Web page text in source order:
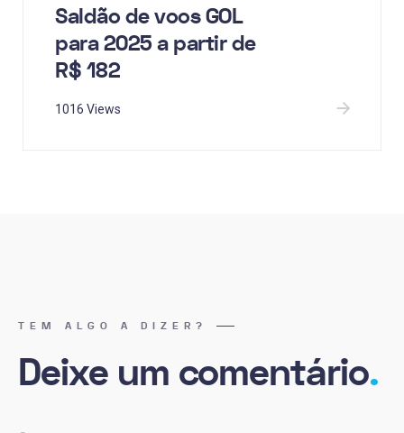
Saldão de voos GOL
para 2025 a partir de
R$ 182
1016 Views
TEM ALGO A DIZER?
Deixe um comentário.